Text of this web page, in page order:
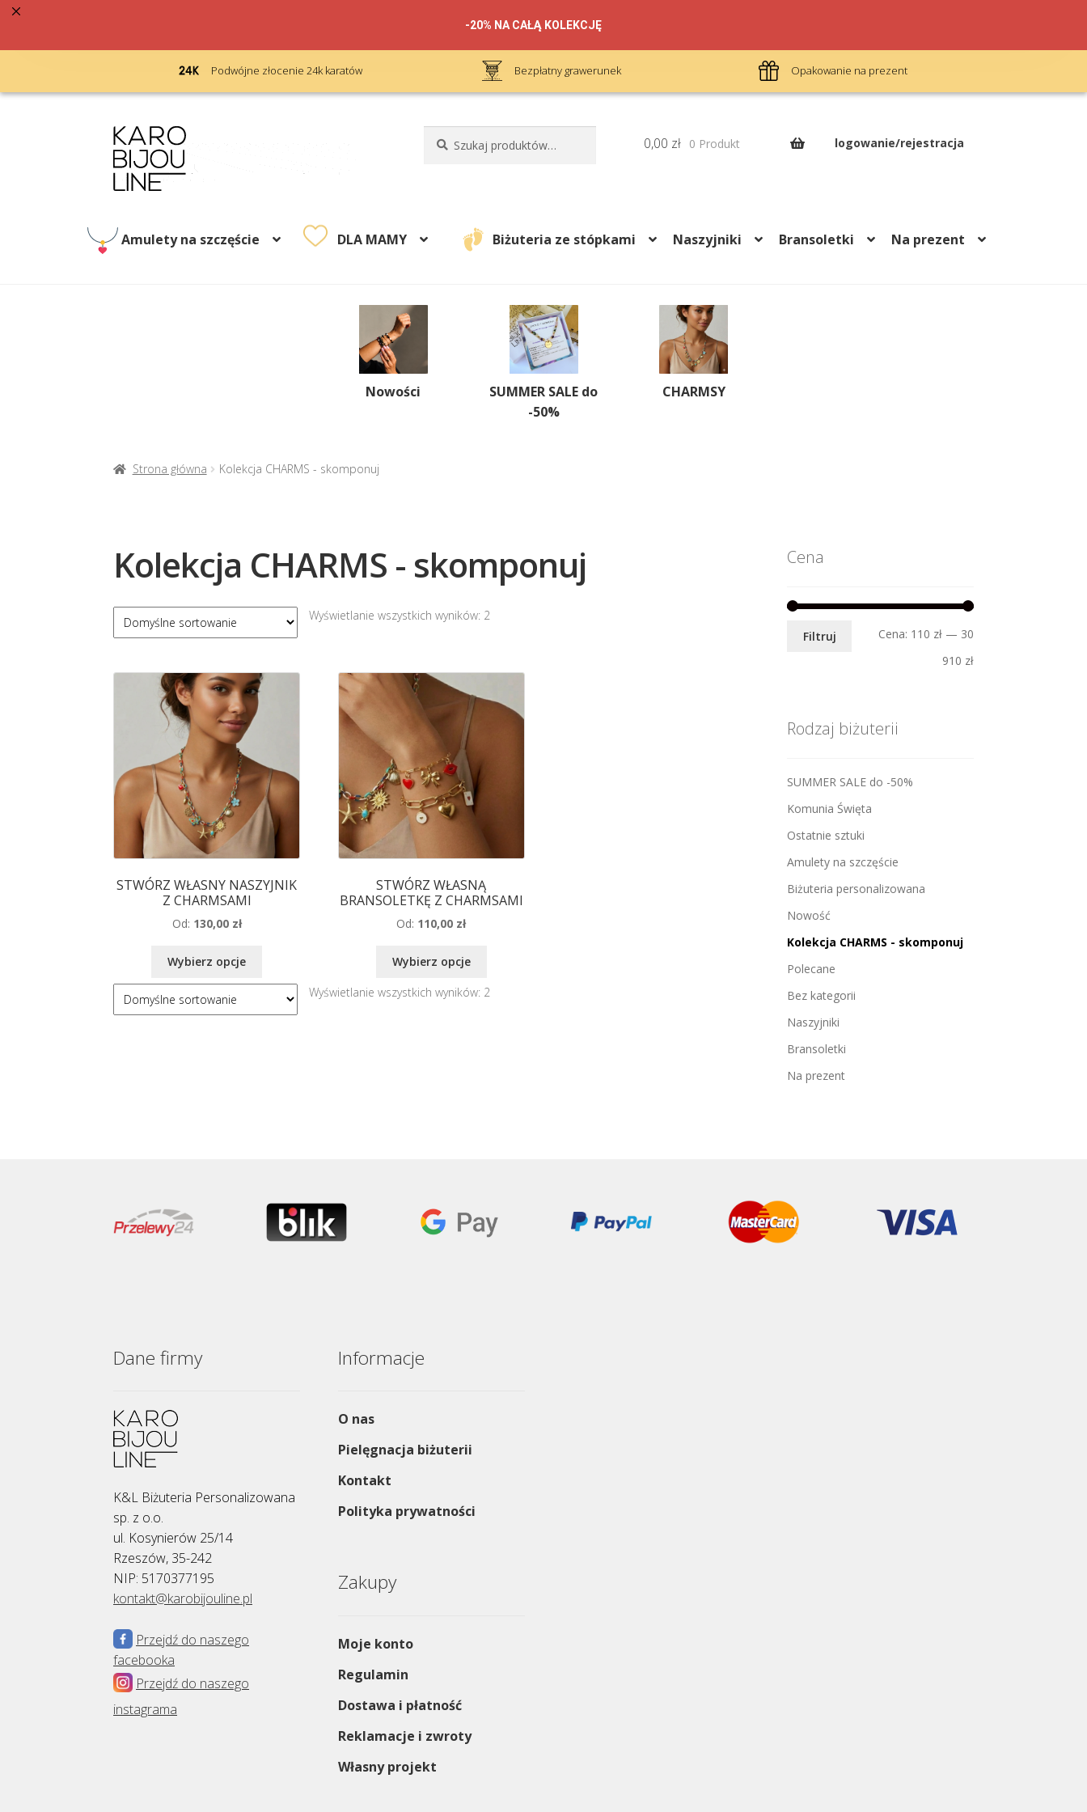
-20% NA CAŁĄ KOLEKCJĘ
Bezpłatny grawerunek Opakowanie na prezent Darmowa dostawa od 299 pln
Przejdź
do
nawigacji
Przejdź
do
treści
logowanie/rejestracja
Amulety na szczęście DLA MAMY Biżuteria ze stópkami Naszyjniki Bransoletki Na prezent
0,00 zł 0 Produkt
Nowości
SUMMER SALE do
-50%
CHARMSY
Strona główna Kolekcja CHARMS - skomponuj
Kolekcja CHARMS - skomponuj
Wyświetlanie wszystkich wyników: 2
STWÓRZ WŁASNY NASZYJNIK
Z CHARMSAMI
Od: 130,00 zł
Wybierz opcje
STWÓRZ WŁASNĄ
BRANSOLETKĘ Z CHARMSAMI
Od: 110,00 zł
Wybierz opcje
Wyświetlanie wszystkich wyników: 2
Cena
Cena
min.
Cena
maks.
Filtruj Cena: 110 zł— 30
910 zł
Rodzaj biżuterii
SUMMER SALE do -50%
Komunia Święta
Ostatnie sztuki
Amulety na szczęście
Biżuteria personalizowana
Nowość
Kolekcja CHARMS - skomponuj
Polecane
Bez kategorii
Naszyjniki
Bransoletki
Na prezent
Dane firmy
K&L Biżuteria Personalizowana
sp. z o.o.
ul. Kosynierów 25/14
Rzeszów, 35-242
NIP: 5170377195
kontakt@karobijouline.pl
Przejdź do naszego
facebooka
Przejdź do naszego
instagrama
Informacje
O nas
Pielęgnacja biżuterii
Kontakt
Polityka prywatności
Zakupy
Moje konto
Regulamin
Dostawa i płatność
Reklamacje i zwroty
Własny projekt